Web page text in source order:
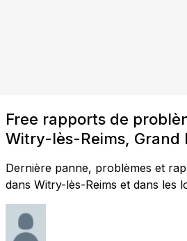
Free rapports de
Witry-lès-Reims, Grand
Dernière panne, problèmes et
dans Witry-lès-Reims et dans les